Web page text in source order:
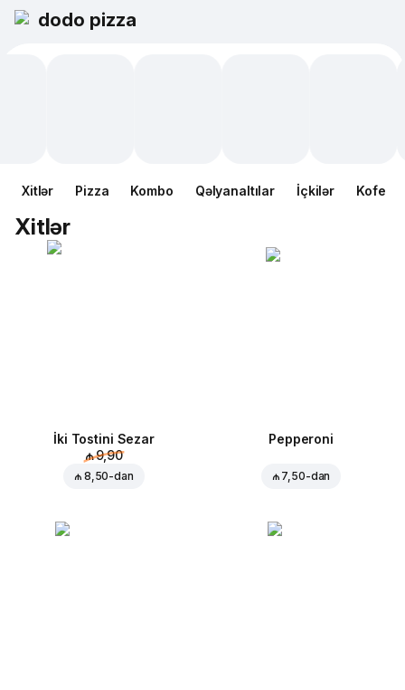
dodo pizza
Xitlər Pizza Kombo Qəlyanaltılar İçkilər Kofe
Xitlər
İki Tostini Sezar
₼ 9,90
₼ 8,50-dan
Pepperoni
₼ 7,50-dan